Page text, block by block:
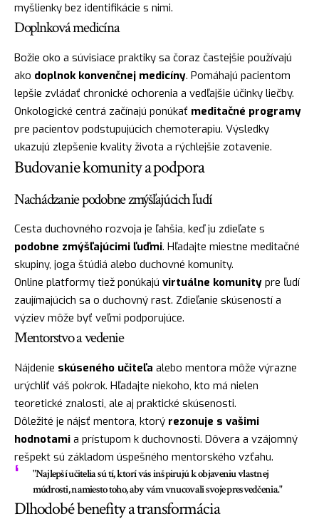
myšlienky bez identifikácie s nimi.
Doplnková medicína
Božie oko a súvisiace praktiky sa čoraz častejšie používajú
ako doplnok konvenčnej medicíny. Pomáhajú pacientom
lepšie zvládať chronické ochorenia a vedľajšie účinky liečby.
Onkologické centrá začínajú ponúkať meditačné programy
pre pacientov podstupujúcich chemoterapiu. Výsledky
ukazujú zlepšenie kvality života a rýchlejšie zotavenie.
Budovanie komunity a podpora
Nachádzanie podobne zmýšľajúcich ľudí
Cesta duchovného rozvoja je ľahšia, keď ju zdieľate s
podobne zmýšľajúcimi ľuďmi. Hľadajte miestne meditačné
skupiny, joga štúdiá alebo duchovné komunity.
Online platformy tiež ponúkajú virtuálne komunity pre ľudí
zaujímajúcich sa o duchovný rast. Zdieľanie skúseností a
výziev môže byť veľmi podporujúce.
Mentorstvo a vedenie
Nájdenie skúseného učiteľa alebo mentora môže výrazne
urýchliť váš pokrok. Hľadajte niekoho, kto má nielen
teoretické znalosti, ale aj praktické skúsenosti.
Dôležité je nájsť mentora, ktorý rezonuje s vašimi
hodnotami a prístupom k duchovnosti. Dôvera a vzájomný
rešpekt sú základom úspešného mentorského vzťahu.
"Najlepší učitelia sú tí, ktorí vás inšpirujú k objaveniu vlastnej
múdrosti, namiesto toho, aby vám vnucovali svoje presvedčenia."
Dlhodobé benefity a transformácia